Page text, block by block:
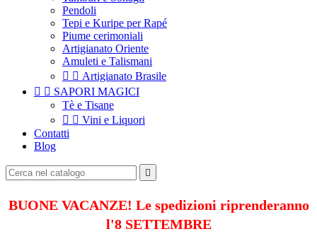
Pendoli
Tepi e Kuripe per Rapé
Piume cerimoniali
Artigianato Oriente
Amuleti e Talismani
  Artigianato Brasile
  SAPORI MAGICI
Tè e Tisane
  Vini e Liquori
Contatti
Blog

BUONE VACANZE! Le spedizioni riprenderanno
l'8 SETTEMBRE